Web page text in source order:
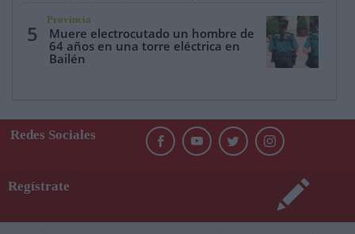
5
Provincia
Muere electrocutado un hombre de
64 años en una torre eléctrica en
Bailén
Redes Sociales
Regístrate